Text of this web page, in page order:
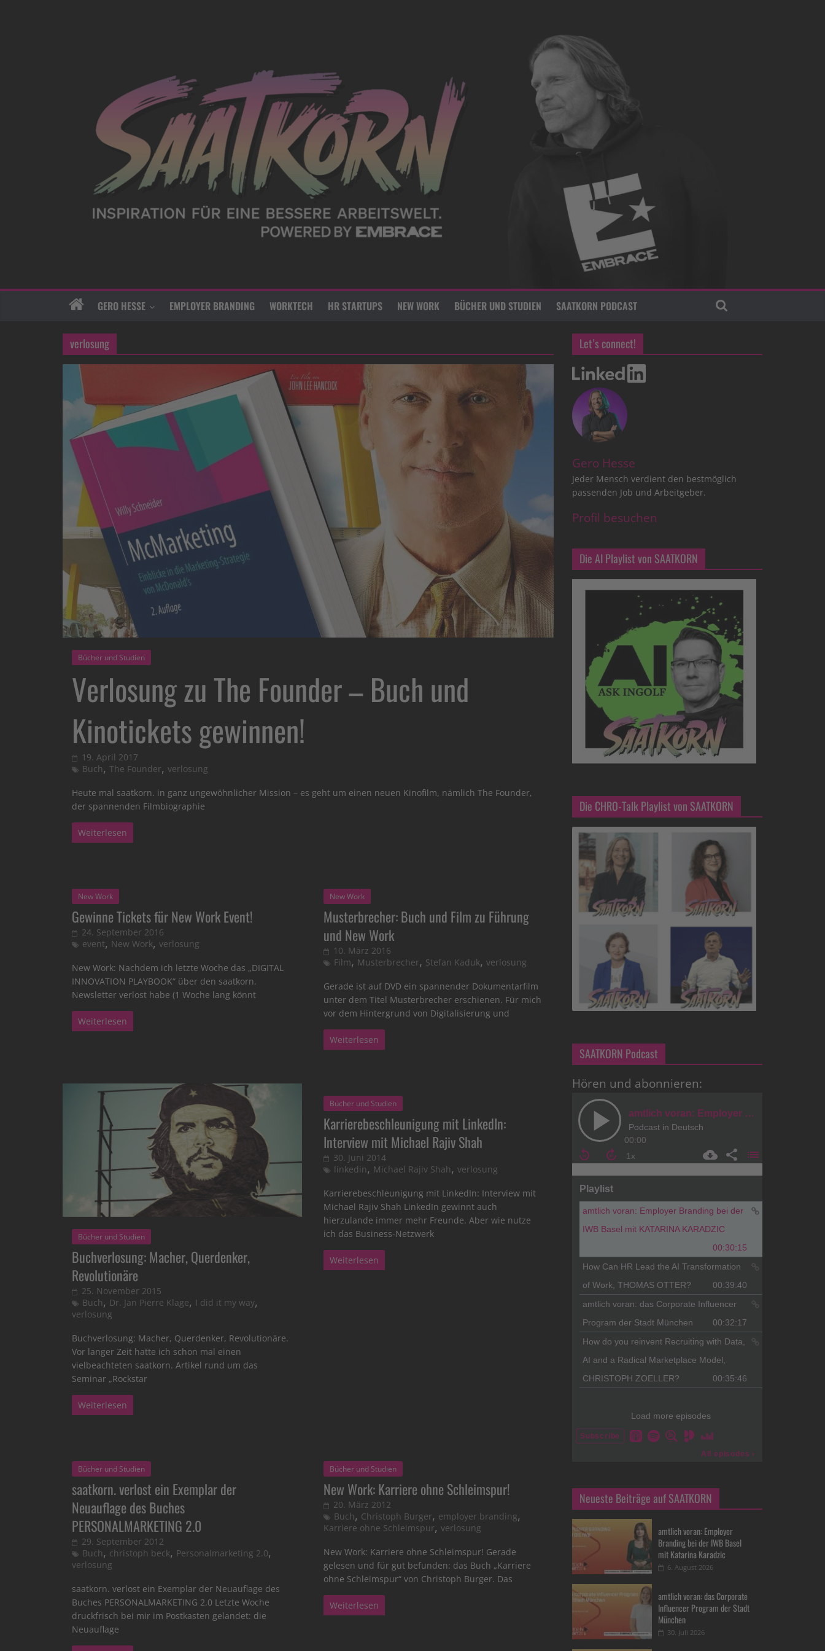
GERO HESSE EMPLOYER BRANDING WORKTECH HR STARTUPS NEW WORK BÜCHER UND STUDIEN SAATKORN PODCAST
verlosung
Bücher und Studien
Verlosung zu The Founder – Buch und
Kinotickets gewinnen!
19. April 2017
Buch, The Founder, verlosung
Heute mal saatkorn. in ganz ungewöhnlicher Mission – es geht um einen neuen Kinofilm, nämlich The Founder,
der spannenden Filmbiographie
Weiterlesen
New Work
Gewinne Tickets für New Work Event!
24. September 2016
event, New Work, verlosung
New Work: Nachdem ich letzte Woche das „DIGITAL
INNOVATION PLAYBOOK“ über den saatkorn.
Newsletter verlost habe (1 Woche lang könnt
Weiterlesen
New Work
Musterbrecher: Buch und Film zu Führung
und New Work
10. März 2016
Film, Musterbrecher, Stefan Kaduk,verlosung
Gerade ist auf DVD ein spannender Dokumentarfilm
unter dem Titel Musterbrecher erschienen. Für mich
vor dem Hintergrund von Digitalisierung und
Weiterlesen
Bücher und Studien
Buchverlosung: Macher, Querdenker,
Revolutionäre
25. November 2015
Buch, Dr. Jan Pierre Klage, I did it my way,
verlosung
Buchverlosung: Macher, Querdenker, Revolutionäre.
Vor langer Zeit hatte ich schon mal einen
vielbeachteten saatkorn. Artikel rund um das
Seminar „Rockstar
Weiterlesen
Bücher und Studien
Karrierebeschleunigung mit LinkedIn:
Interview mit Michael Rajiv Shah
30. Juni 2014
linkedin, Michael Rajiv Shah,verlosung
Karrierebeschleunigung mit LinkedIn: Interview mit
Michael Rajiv Shah LinkedIn gewinnt auch
hierzulande immer mehr Freunde. Aber wie nutze
ich das Business-Netzwerk
Weiterlesen
Bücher und Studien
saatkorn. verlost ein Exemplar der
Neuauflage des Buches
PERSONALMARKETING 2.0
29. September 2012
Buch, christoph beck, Personalmarketing 2.0,
verlosung
saatkorn. verlost ein Exemplar der Neuauflage des
Buches PERSONALMARKETING 2.0 Letzte Woche
druckfrisch bei mir im Postkasten gelandet: die
Neuauflage
Bücher und Studien
New Work: Karriere ohne Schleimspur!
20. März 2012
Buch, Christoph Burger, employer branding,
Karriere ohne Schleimspur,verlosung
New Work: Karriere ohne Schleimspur! Gerade
gelesen und für gut befunden: das Buch „Karriere
ohne Schleimspur“ von Christoph Burger. Das
Weiterlesen
Let’s connect!
Gero Hesse
Jeder Mensch verdient den bestmöglich
passenden Job und Arbeitgeber.
Profil besuchen
Die AI Playlist von SAATKORN
Die CHRO-Talk Playlist von SAATKORN
SAATKORN Podcast
Hören und abonnieren:
Neueste Beiträge auf SAATKORN
amtlich voran: Employer
Branding bei der IWB Basel
mit Katarina Karadzic
6. August 2026
amtlich voran: das Corporate
Influencer Program der Stadt
München
30. Juli 2026